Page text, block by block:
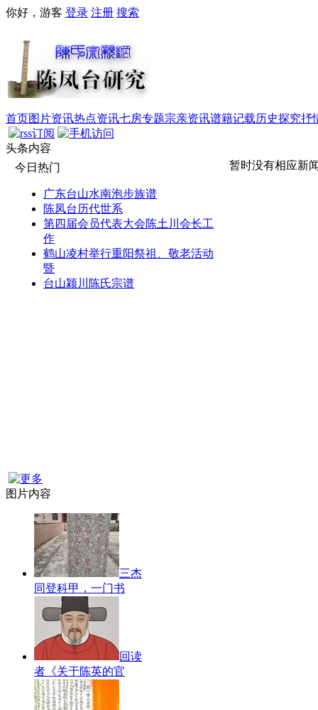
你好，游客 登录 注册 搜索
首页图片资讯热点资讯七房专题宗亲资讯谱籍记载历史探究抒
头条内容
今日热门
广东台山水南泡步族谱
陈凤台历代世系
第四届会员代表大会陈土川会长工
作
鹤山凌村举行重阳祭祖、敬老活动
暨
台山颍川陈氏宗谱
暂时没有相应新
图片内容
三杰
同登科甲，一门书
回读
者《关于陈英的官